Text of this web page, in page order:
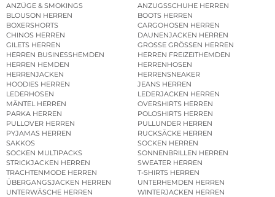
ANZÜGE & SMOKINGS
ANZUGSSCHUHE HERREN
BLOUSON HERREN
BOOTS HERREN
BOXERSHORTS
CARGOHOSEN HERREN
CHINOS HERREN
DAUNENJACKEN HERREN
GILETS HERREN
GROSSE GRÖSSEN HERREN
HERREN BUSINESSHEMDEN
HERREN FREIZEITHEMDEN
HERREN HEMDEN
HERRENHOSEN
HERRENJACKEN
HERRENSNEAKER
HOODIES HERREN
JEANS HERREN
LEDERHOSEN
LEDERJACKEN HERREN
MÄNTEL HERREN
OVERSHIRTS HERREN
PARKA HERREN
POLOSHIRTS HERREN
PULLOVER HERREN
PULLUNDER HERREN
PYJAMAS HERREN
RUCKSÄCKE HERREN
SAKKOS
SOCKEN HERREN
SOCKEN MULTIPACKS
SONNENBRILLEN HERREN
STRICKJACKEN HERREN
SWEATER HERREN
TRACHTENMODE HERREN
T-SHIRTS HERREN
ÜBERGANGSJACKEN HERREN
UNTERHEMDEN HERREN
UNTERWÄSCHE HERREN
WINTERJACKEN HERREN